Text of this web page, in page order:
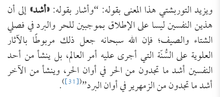
ويزيد التوربشتي هذا المعنى بقوله: “وأشار بقوله:«أشد»إلى أن
هذين النفسين ليسا على الإطلاق بموجبين للحر والبرد في فصلي
الشتاء والصيف؛ فإن الله سبحانه جعل ذلك مربوطًا بالآثار
العلوية على السُّنّة التي أجرى عليه أمر العالم، بل ينشأ من أحد
النفسين أشد ما تجدون من الحر في أوان الحر، وينشأ من الآخر
أشد ما تجدون من الزمهرير في أوان البرد”(
[31]
)
.